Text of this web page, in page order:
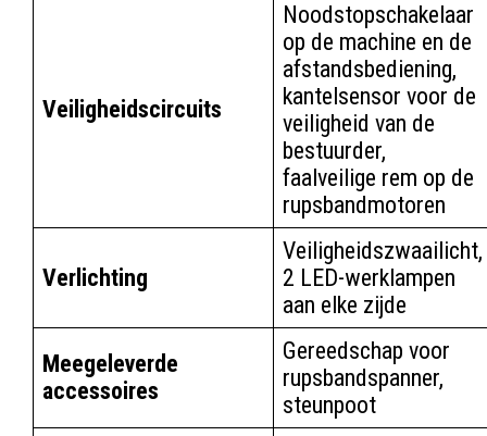
Veiligheidscircuits
Noodstopschakelaar
op de machine en de
afstandsbediening,
kantelsensor voor de
veiligheid van de
bestuurder,
faalveilige rem op de
rupsbandmotoren
Verlichting
Veiligheidszwaailicht,
2 LED-werklampen
aan elke zijde
Meegeleverde
accessoires
Gereedschap voor
rupsbandspanner,
steunpoot